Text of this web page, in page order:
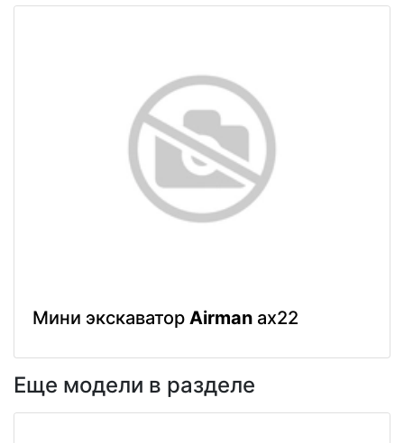
Мини экскаватор Airman ax22
Еще модели в разделе